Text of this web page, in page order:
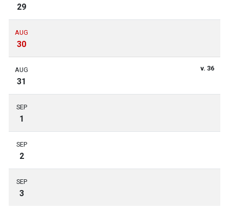
29
AUG
30
AUG
31
v. 36
SEP
1
SEP
2
SEP
3